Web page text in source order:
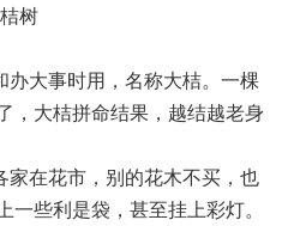
桔树
大事时用，名称大桔。一棵
，大桔拼命结果，越结越老身
在花市，别的花木不买，也
些利是袋，甚至挂上彩灯。